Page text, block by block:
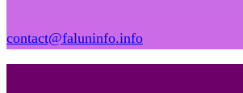
contact@faluninfo.info